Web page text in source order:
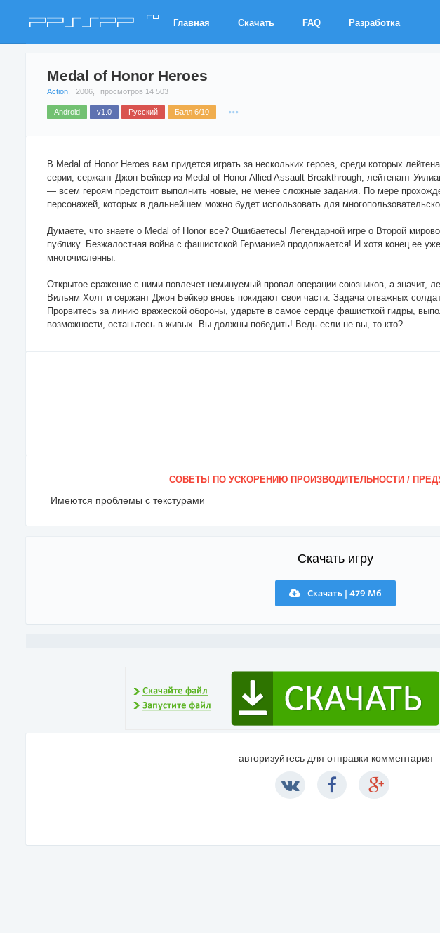
PPSSPP ru
Главная Скачать FAQ Разработка
Medal of Honor Heroes
Action 2006, просмотров 14 503
Android v1.0 Русский Балл 6/10
В Medal of Honor Heroes вам придется играть за нескольких героев, среди которых
серии, сержант Джон Бейкер из Medal of Honor Allied Assault Breakthrough, лейтенант
— всем героям предстоит выполнить новые, не менее сложные задания. По мере
персонажей, которых в дальнейшем можно будет использовать для
Думаете, что знаете о Medal of Honor все? Ошибаетесь! Легендарной игре о Второй
публику. Безжалостная война с фашистской Германией продолжается! И хотя конец ее
многочисленны.
Открытое сражение с ними повлечет неминуемый провал операции союзников, а значит,
Вильям Холт и сержант Джон Бейкер вновь покидают свои части. Задача отважных
Прорвитесь за линию вражеской обороны, ударьте в самое сердце фашисткой гидры,
возможности, останьтесь в живых. Вы должны победить! Ведь если не вы, то кто?
СОВЕТЫ ПО УСКОРЕНИЮ ПРОИЗВОДИТЕЛЬНОСТИ /
Имеются проблемы с текстурами
Скачать игру
Скачать | 479 Мб
авторизуйтесь для отправки комментария